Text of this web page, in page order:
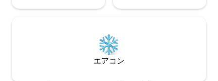
エアコン